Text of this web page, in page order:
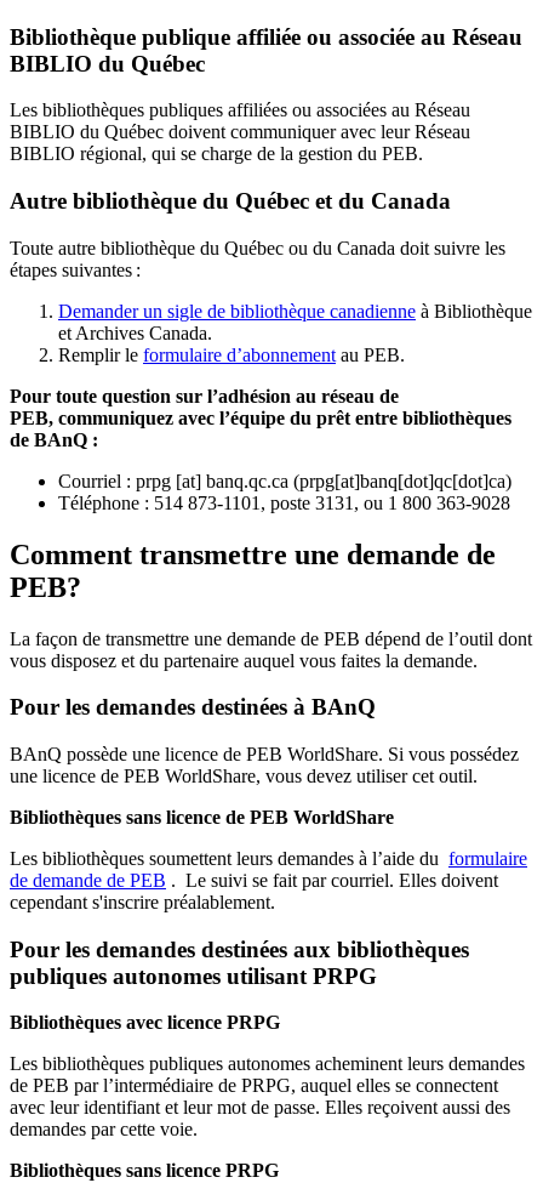
Bibliothèque publique affiliée ou associée au Réseau
BIBLIO du Québec
Les bibliothèques publiques affiliées ou associées au Réseau
BIBLIO du Québec doivent communiquer avec leur Réseau
BIBLIO régional, qui se charge de la gestion du PEB.
Autre bibliothèque du Québec et du Canada
Toute autre bibliothèque du Québec ou du Canada doit suivre les
étapes suivantes :
Demander un sigle de bibliothèque canadienne à Bibliothèque
et Archives Canada.
Remplir le formulaire d’abonnement au PEB.
Pour toute question sur l’adhésion au réseau de
PEB, communiquez avec l’équipe du prêt entre bibliothèques
de BAnQ :
Courriel : prpg [at] banq.qc.ca (prpg[at]banq[dot]qc[dot]ca)
Téléphone : 514 873-1101, poste 3131, ou 1 800 363-9028
Comment transmettre une demande de
PEB?
La façon de transmettre une demande de PEB dépend de l’outil dont
vous disposez et du partenaire auquel vous faites la demande.
Pour les demandes destinées à BAnQ
BAnQ possède une licence de PEB WorldShare. Si vous possédez
une licence de PEB WorldShare, vous devez utiliser cet outil.
Bibliothèques sans licence de PEB WorldShare
Les bibliothèques soumettent leurs demandes à l’aide du formulaire
de demande de PEB . Le suivi se fait par courriel. Elles doivent
cependant s'inscrire préalablement.
Pour les demandes destinées aux bibliothèques
publiques autonomes utilisant PRPG
Bibliothèques avec licence PRPG
Les bibliothèques publiques autonomes acheminent leurs demandes
de PEB par l’intermédiaire de PRPG, auquel elles se connectent
avec leur identifiant et leur mot de passe. Elles reçoivent aussi des
demandes par cette voie.
Bibliothèques sans licence PRPG